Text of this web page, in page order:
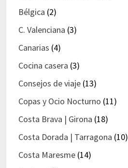
Bélgica (2)
C. Valenciana (3)
Canarias (4)
Cocina casera (3)
Consejos de viaje(13)
Copas y Ocio Nocturno (11)
Costa Brava | Girona (18)
Costa Dorada | Tarragona (10)
Costa Maresme(14)